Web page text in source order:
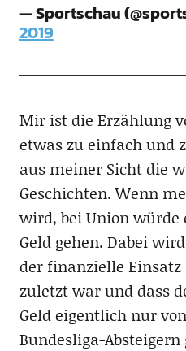
— Sportschau
2019
Mir ist die Erzählung
etwas zu einfach und
aus meiner Sicht die
Geschichten. Wenn
wird, bei Union würde
Geld gehen. Dabei
der finanzielle
zuletzt war und dass
Geld eigentlich nur
Bundesliga-